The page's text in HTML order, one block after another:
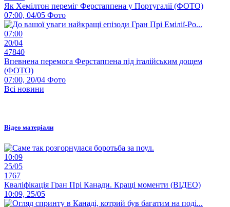
Як Хемілтон переміг Ферстаппена у Португалії (ФОТО)
07:00, 04/05 Фото
07:00
20/04
47840
Впевнена перемога Ферстаппена під італійським дощем
(ФОТО)
07:00, 20/04 Фото
Всі новини
Відео матеріали
10:09
25/05
1767
Кваліфікація Гран Прі Канади. Кращі моменти (ВІДЕО)
10:09, 25/05